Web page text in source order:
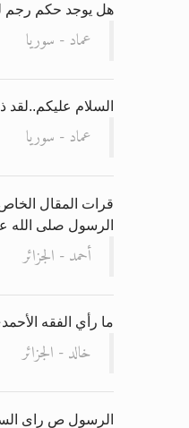
هل يوجد حكم رجم
عماد - سوريا
السلام
عماد - سوريا
قرات المقال
الرسول صلى الله
أحمد - الجزائر
ما رأي الفقه
خالد - الجزائر
الرسول ص راى